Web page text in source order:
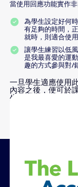
當使用回應功能實作
為學生設定好何
有足夠的時間，
就時，則適合使
讓學生練習以低
是我最喜愛的運
趣的方式參與對/
一旦學生適應使用
內容之後，便可於
生，以進行各種不
使用學習加